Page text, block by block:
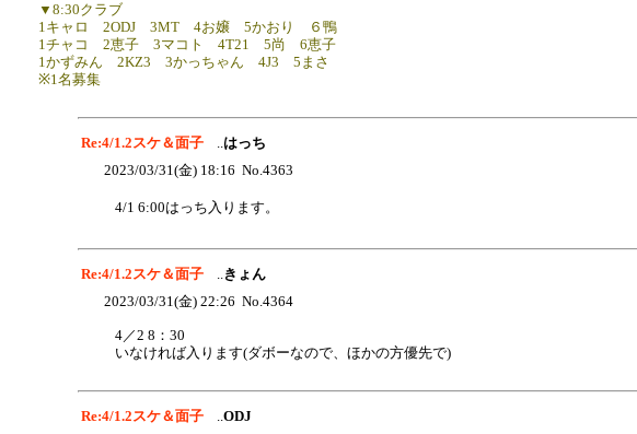
▼8:30クラブ
1キャロ 2ODJ 3MT 4お嬢 5かおり ６鴨
1チャコ 2恵子 3マコト 4T21 5尚 6恵子
1かずみん 2KZ3 3かっちゃん 4J3 5まさ
※1名募集
Re:4/1.2スケ＆面子 ..はっち
2023/03/31(金) 18:16 No.4363
4/1 6:00はっち入ります。
Re:4/1.2スケ＆面子 ..きょん
2023/03/31(金) 22:26 No.4364
4／2 8：30
いなければ入ります(ダボーなので、ほかの方優先で)
Re:4/1.2スケ＆面子 ..ODJ